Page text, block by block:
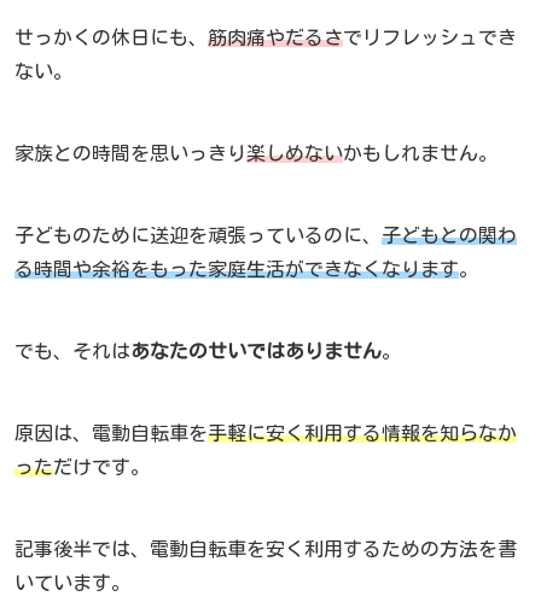
せっかくの休日にも、 筋肉痛やだるさでリフレッシュでき
ない。
家族との時間を思いっきり楽しめないかもしれません。
子どものために送迎を頑張っているのに、 子どもとの関わ
る時間や余裕をもった家庭生活ができなくなります。
でも、それはあなたのせいではありません。
原因は、電動自転車を手軽に安く利用する情報を知らなか
っただけです。
記事後半では、電動自転車を安く利用するための方法を書
いています。